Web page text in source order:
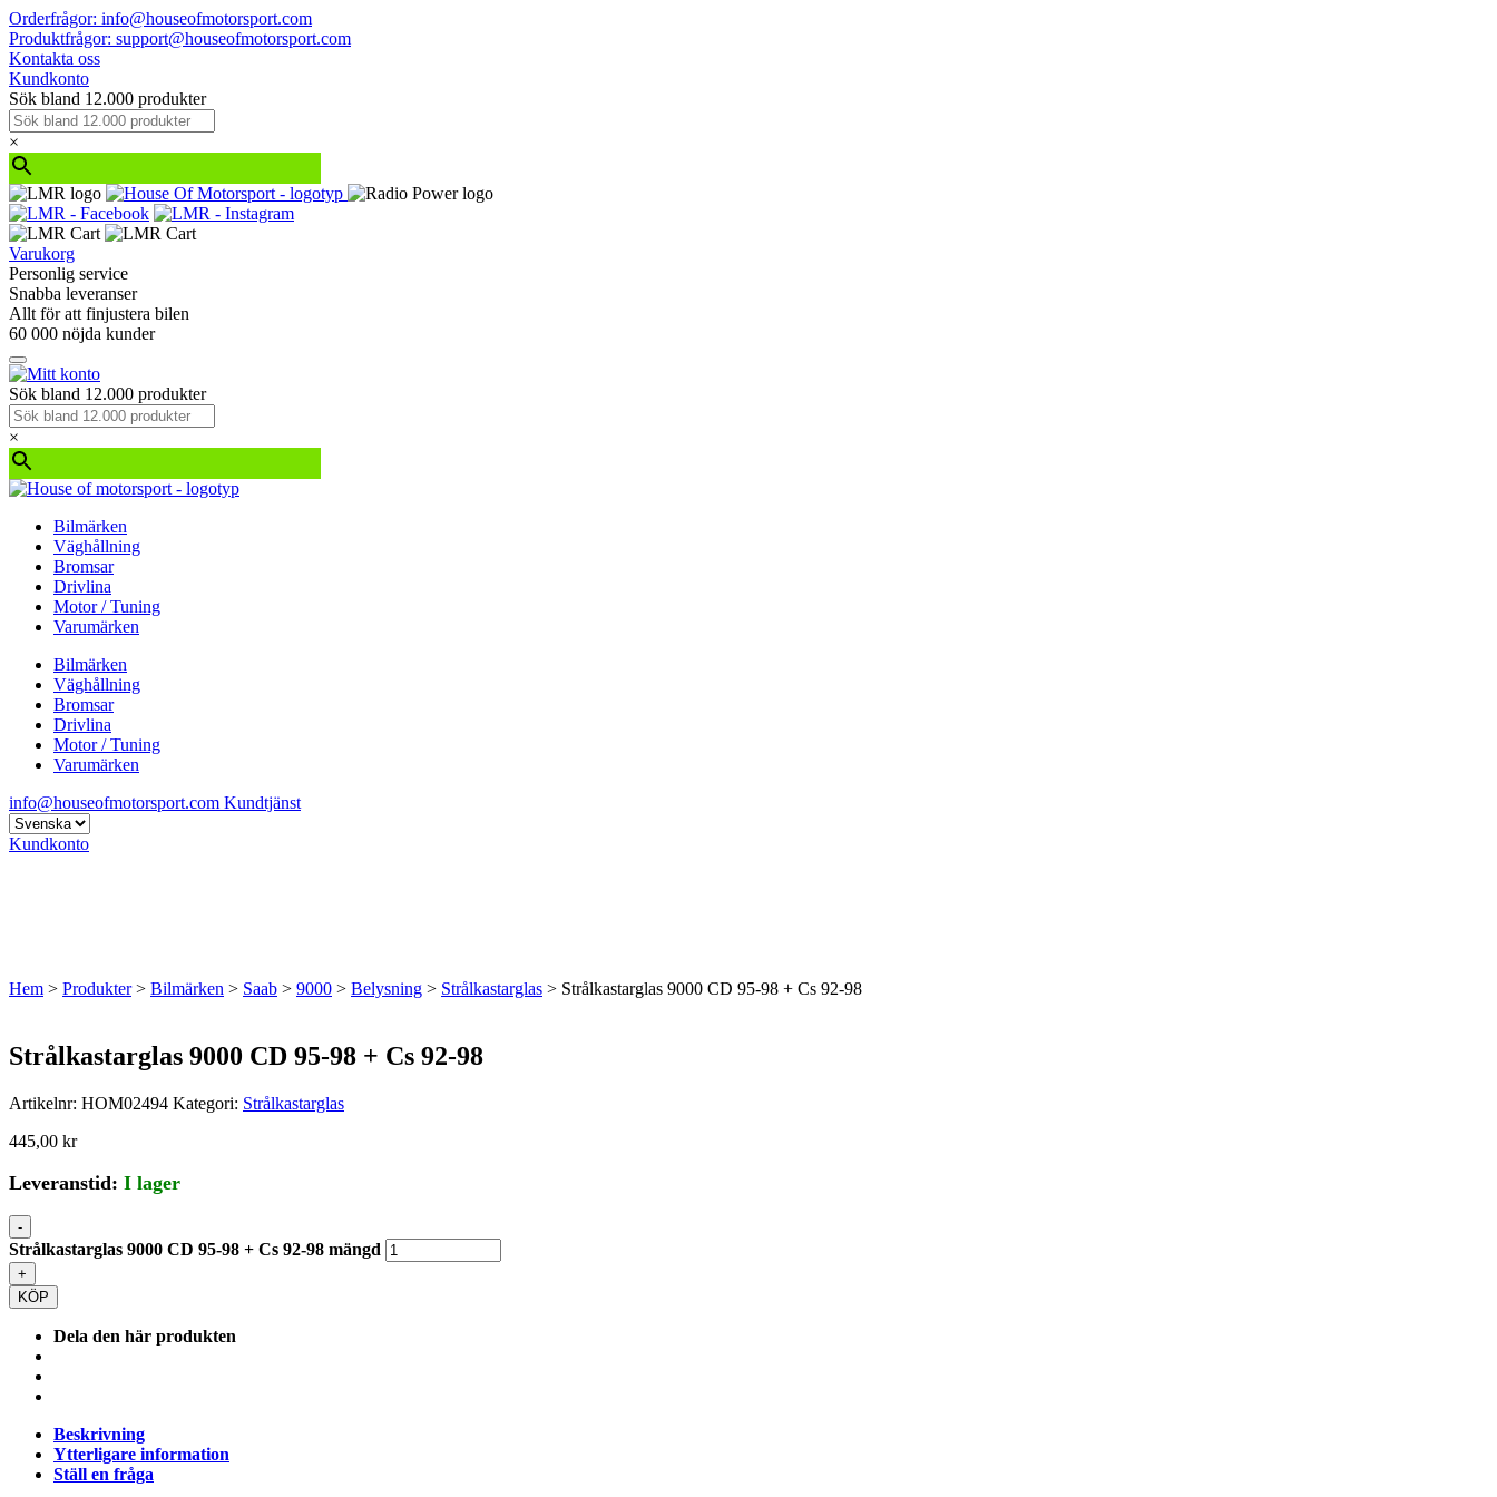
Orderfrågor: info@houseofmotorsport.com
Produktfrågor: support@houseofmotorsport.com
Kontakta oss
Kundkonto
Sök bland 12.000 produkter
×
Varukorg
Personlig service
Snabba leveranser
Allt för att finjustera bilen
60 000 nöjda kunder
Sök bland 12.000 produkter
×
Bilmärken
Väghållning
Bromsar
Drivlina
Motor / Tuning
Varumärken
Bilmärken
Väghållning
Bromsar
Drivlina
Motor / Tuning
Varumärken
info@houseofmotorsport.com Kundtjänst
Kundkonto
Hem > Produkter> Bilmärken > Saab > 9000 > Belysning > Strålkastarglas > Strålkastarglas 9000 CD 95-98 + Cs 92-98
Strålkastarglas 9000 CD 95-98 + Cs 92-98
Artikelnr: HOM02494 Kategori: Strålkastarglas
445,00 kr
Leveranstid: I lager
-
Strålkastarglas 9000 CD 95-98 + Cs 92-98 mängd
+
KÖP
Dela den här produkten
Beskrivning
Ytterligare information
Ställ en fråga